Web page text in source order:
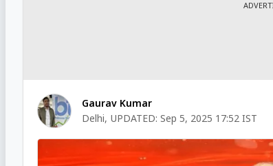
Gaurav Kumar
Delhi, UPDATED: Sep 5, 2025 17:52 IST